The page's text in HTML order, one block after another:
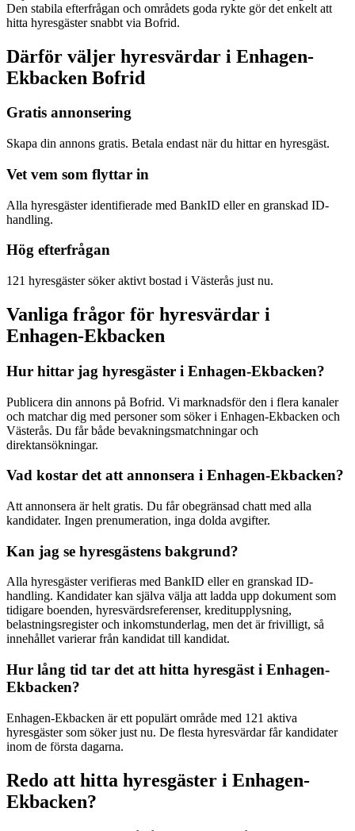
Den stabila efterfrågan och områdets goda rykte gör det enkelt att
hitta hyresgäster snabbt via Bofrid.
Därför väljer hyresvärdar i Enhagen-
Ekbacken Bofrid
Gratis annonsering
Skapa din annons gratis. Betala endast när du hittar en hyresgäst.
Vet vem som flyttar in
Alla hyresgäster identifierade med BankID eller en granskad ID-
handling.
Hög efterfrågan
121 hyresgäster söker aktivt bostad i Västerås just nu.
Vanliga frågor för hyresvärdar i
Enhagen-Ekbacken
Hur hittar jag hyresgäster i Enhagen-Ekbacken?
Publicera din annons på Bofrid. Vi marknadsför den i flera kanaler
och matchar dig med personer som söker i Enhagen-Ekbacken och
Västerås. Du får både bevakningsmatchningar och
direktansökningar.
Vad kostar det att annonsera i Enhagen-Ekbacken?
Att annonsera är helt gratis. Du får obegränsad chatt med alla
kandidater. Ingen prenumeration, inga dolda avgifter.
Kan jag se hyresgästens bakgrund?
Alla hyresgäster verifieras med BankID eller en granskad ID-
handling. Kandidater kan själva välja att ladda upp dokument som
tidigare boenden, hyresvärdsreferenser, kreditupplysning,
belastningsregister och inkomstunderlag, men det är frivilligt, så
innehållet varierar från kandidat till kandidat.
Hur lång tid tar det att hitta hyresgäst i Enhagen-
Ekbacken?
Enhagen-Ekbacken är ett populärt område med 121 aktiva
hyresgäster som söker just nu. De flesta hyresvärdar får kandidater
inom de första dagarna.
Redo att hitta hyresgäster i Enhagen-
Ekbacken?